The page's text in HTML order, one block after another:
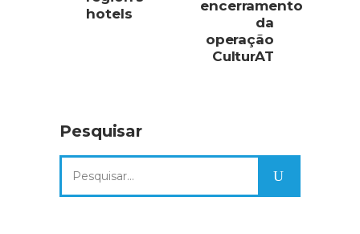
hotels
encerramento
da
operação
CulturAT
Pesquisar
for: